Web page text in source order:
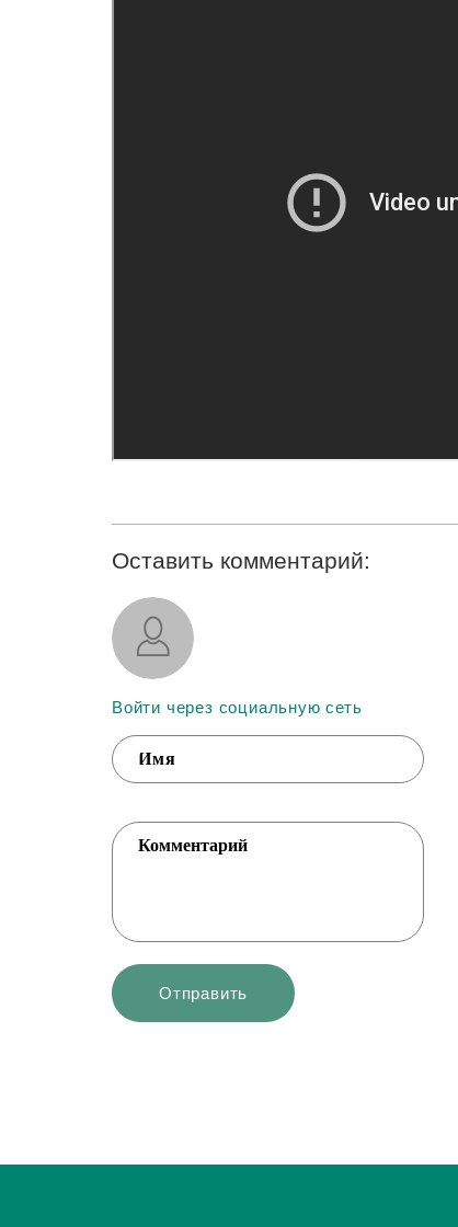
Оставить комментарий:
Войти через социальную сеть